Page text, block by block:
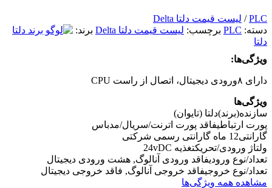
PLC
/ لیست قیمت دلتا Delta
دسته: PLC برچسب: لیست قیمت دلتا Delta
برند:
دلتا
ویژگی‌ها:
دارای ۸ورودی دیجیتال، اتصال از راست CPU
ویژگی‌ها
سازنده(برند)دلتا (تایوان)
پورت ارتباطیفاقد پورت اترنت/سریال/مدباس
گارانتی12 ماه گارانتی رسمی شرکتی
ولتاژ ورودی/تحریکتغذیه 24vDC
تعداد/نوع ورودیفاقد ورودی آنالوگ, هشت ورودی دیجیتال
تعداد/نوع خروجیفاقد خروجی آنالوگ, فاقد خروجی دیجیتال
مشاهده همه ویژگی‌ها